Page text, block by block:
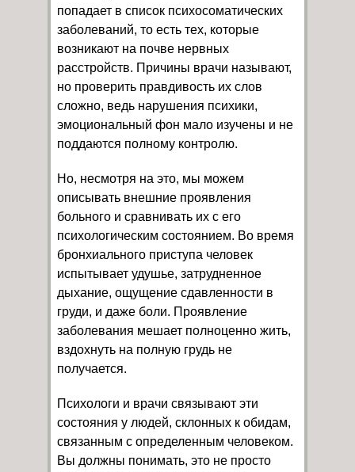
попадает в список психосоматических
заболеваний, то есть тех, которые
возникают на почве нервных
расстройств. Причины врачи называют,
но проверить правдивость их слов
сложно, ведь нарушения психики,
эмоциональный фон мало изучены и не
поддаются полному контролю.
Но, несмотря на это, мы можем
описывать внешние проявления
больного и сравнивать их с его
психологическим состоянием. Во время
бронхиального приступа человек
испытывает удушье, затрудненное
дыхание, ощущение сдавленности в
груди, и даже боли. Проявление
заболевания мешает полноценно жить,
вздохнуть на полную грудь не
получается.
Психологи и врачи связывают эти
состояния у людей, склонных к обидам,
связанным с определенным человеком.
Вы должны понимать, это не просто